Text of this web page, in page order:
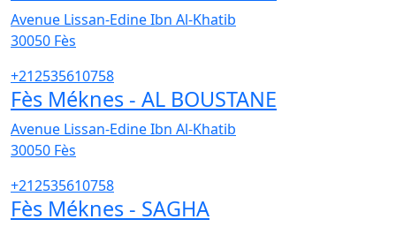
Avenue Lissan-Edine Ibn Al-Khatib
30050 Fès
+212535610758
Fès Méknes - AL BOUSTANE
Avenue Lissan-Edine Ibn Al-Khatib
30050 Fès
+212535610758
Fès Méknes - SAGHA